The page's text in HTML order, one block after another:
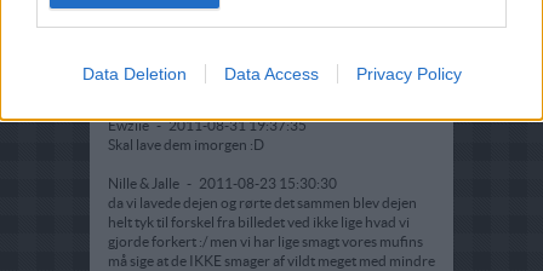
Data Deletion Data Access Privacy Policy
Hvorfor hævede mine muffins mega meget op, og
punkterede derefter. (jeg åbnede ikke ovnen i
De smager godt, men ser lidt mærkelige ud, hvad har
Ewziie-2011-08-31 19:37:35
Skal lave dem imorgen :D
Nille & Jalle - 2011-08-23 15:30:30
da vi lavede dejen og rørte det sammen blev dejen
helt tyk til forskel fra billedet ved ikke lige hvad vi
gjorde forkert :/ men vi har lige smagt vores mufins
må sige at de IKKE smager af vildt meget med mindre